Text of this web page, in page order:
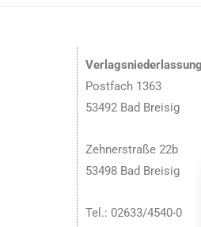
Postfach 1363
53492 Bad Breisig
Zehnerstraße 22b
53498 Bad Breisig
Tel.: 02633/4540-0